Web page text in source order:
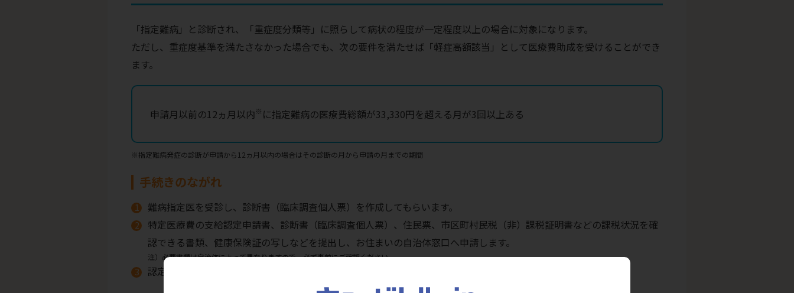
「指定難病」と診断され、「重症度分類等」に照らして病状の程度が一定程度以上の場合に対象になります。
ただし、重症度基準を満たさなかった場合でも、次の要件を満たせば「軽症高額該当」として医療費助成を受けることができ
ます。
申請月以前の12ヵ月以内※ に指定難病の医療費総額が33,330円を超える月が3回以上ある
※指定難病発症の診断が申請から12ヵ月以内の場合はその診断の月から申請の月までの期間
手続きのながれ
難病指定医を受診し、診断書（臨床調査個人票）を作成してもらいます。
特定医療費の支給認定申請書、診断書（臨床調査個人票）、住民票、市区町村民税（非）課税証明書などの課税状況を確
認できる書類、健康保険証の写しなどを提出し、お住まいの自治体窓口へ申請します。
注） 必要書類は自治体によって異なりますので、必ず事前にご確認ください。
認定審査に通過すると医療受給者証が届きます。